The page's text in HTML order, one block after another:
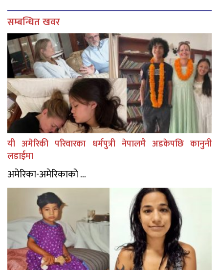
सम्बन्धित खवर
यी अमेरिकी परिवारका धर्मपुत्री नेपालमै अडकेपछि कानुनी
लडाईमा
अमेरिका-अमेरिकाको ...